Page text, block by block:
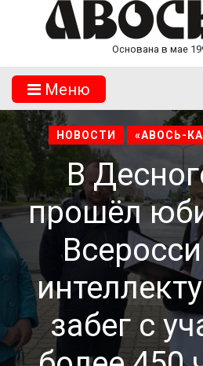
Основана в мае
Mеню
НОВОСТИ «АВОСЬ-
В
прошёл
забег с